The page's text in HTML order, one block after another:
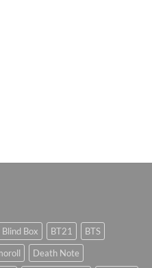
Blind Box BT21
BTS
Death Note